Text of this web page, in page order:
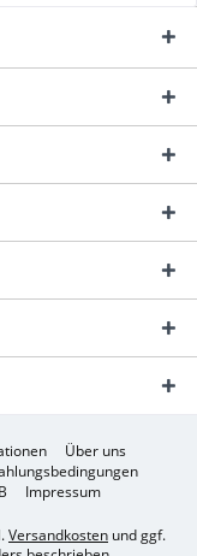
Über uns
Impressum
Versandkosten und ggf.